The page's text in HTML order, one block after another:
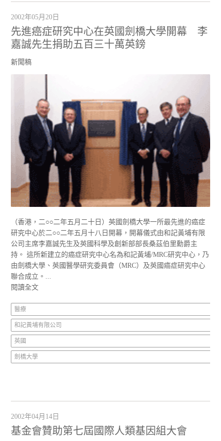
2002年05月20日
先進癌症研究中心在英國劍橋大學開幕 李
嘉誠先生捐助五百三十萬英鎊
新聞稿
（香港，二○○二年五月二十日）英國劍橋大學一所最先進的癌症
研究中心於二○○二年五月十八日開幕，開幕儀式由和記黃埔有限
公司主席李嘉誠先生及英國科學及創新部部長桑茲伯里勳爵主
持。 這所新建立的癌症研究中心名為和記黃埔/MRC研究中心，乃
由劍橋大學、英國醫學研究委員會（MRC）及英國癌症研究中心
聯合成立。...
閱讀全文
醫療
和記黃埔有限公司
英國
劍橋大學
2002年04月14日
基金會贊助第七屆國際人類基因組大會